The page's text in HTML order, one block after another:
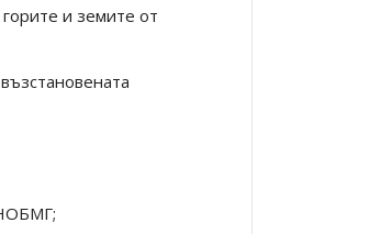
и земите от